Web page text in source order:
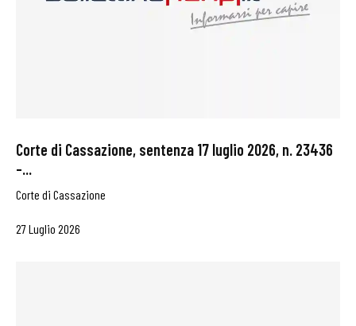
Corte di Cassazione, sentenza 17 luglio 2026, n. 23436
–...
Corte di Cassazione
27 Luglio 2026